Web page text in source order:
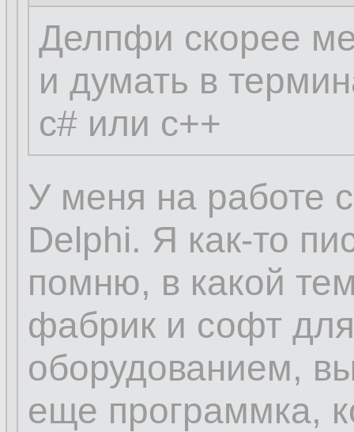
Делпфи скорее
и думать в
c# или c++
У меня на работе
Delphi. Я как-то
помню, в какой
фабрик и софт
оборудованием,
еще программка,